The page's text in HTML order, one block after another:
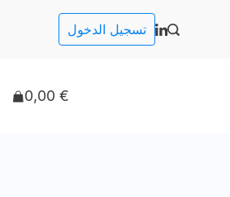
تسجيل الدخول
0,00 €